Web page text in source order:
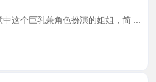
这个巨乳兼角色扮演的姐姐，简 ...